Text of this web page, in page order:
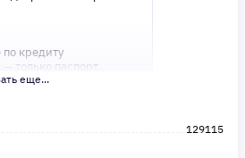
кредиту
только паспорт
процентные ставки
прямо сейчас. Ваше
✨
еще...
129115